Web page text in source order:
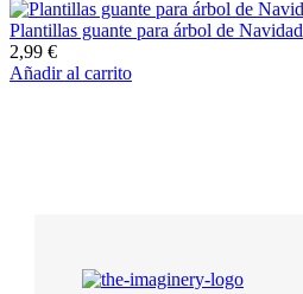
Plantillas guante para árbol de Navidad
2,99 €
Añadir al carrito